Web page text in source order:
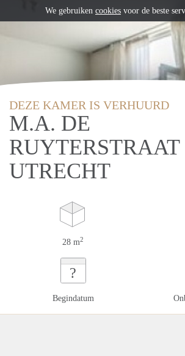
DEZE KAMER IS VERHUURD
M.A. DE
UTRECHT
28 m2
?
Begindatum
We gebruiken cookies voor de beste